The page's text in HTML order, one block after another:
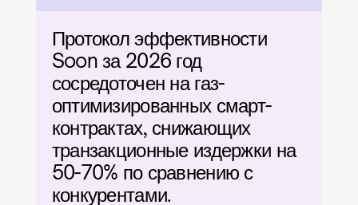
Протокол эффективности
Soon за 2026 год
сосредоточен на газ-
оптимизированных смарт-
контрактах, снижающих
транзакционные издержки на
50-70% по сравнению с
конкурентами.